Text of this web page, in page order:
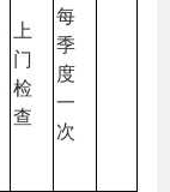
上
门
检
查
每
季
度
一
次